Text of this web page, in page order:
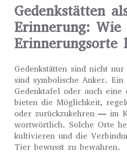
Gedenkstätten
Erinnerung: Wie
Erinnerungsorte
Gedenkstätten sind nicht
sind symbolische Anker.
Gedenktafel oder auch eine
bieten die Möglichkeit,
oder zurückzukehren — im
wortwörtlich. Solche Orte
kultivieren und die
Tier bewusst zu bewahren.